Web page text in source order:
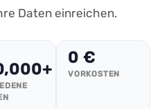
Daten einreichen.
0 €
VORKOSTEN